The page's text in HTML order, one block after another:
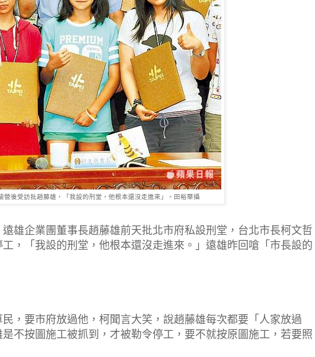
營後受訪批趙藤雄，「我設的刑堂，他根本還沒走進來」。田裕華攝
雄企業團董事長趙藤雄前天批北市府私設刑堂，台北市長柯文哲
，「我設的刑堂，他根本還沒走進來。」遠雄昨回嗆「市長設的
，要市府放過他，柯聞言大笑，說趙藤雄每次都要「人家放過
不按圖施工被抓到，才被勒令停工，要不就按原圖施工，若要照